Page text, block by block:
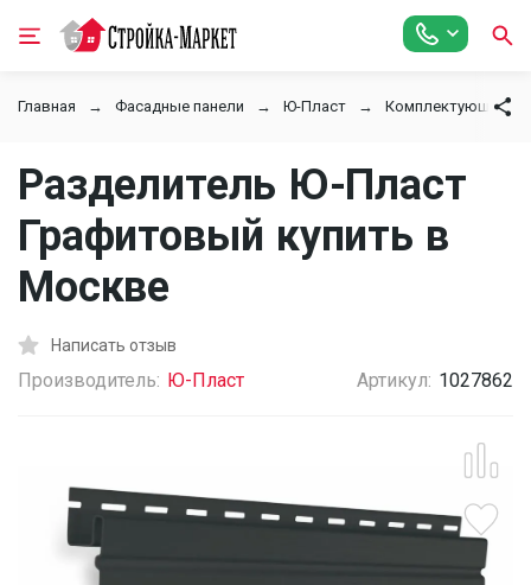
Главная Фасадные панели Ю-Пласт Комплектующие
Разделитель Ю-Пласт
Графитовый купить в
Москве
Написать отзыв
Производитель: Ю-Пласт Артикул: 1027862